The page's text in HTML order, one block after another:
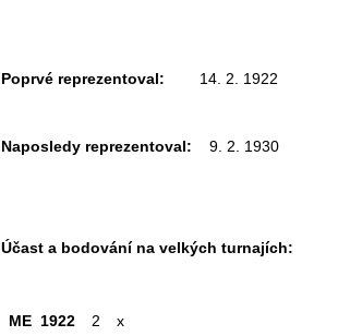
Poprvé reprezentoval: 14. 2. 1922
Naposledy reprezentoval: 9. 2. 1930
Účast a bodování na velkých turnajích:
ME 1922 2 x